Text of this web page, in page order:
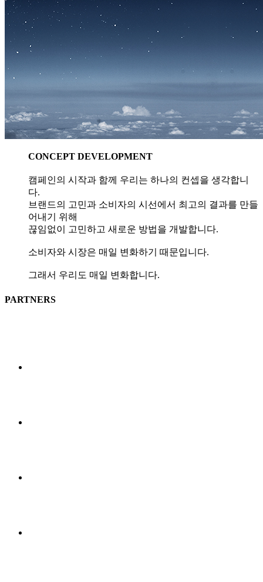
CONCEPT DEVELOPMENT
캠페인의 시작과 함께 우리는 하나의 컨셉을 생각합니
다.
브랜드의 고민과 소비자의 시선에서 최고의 결과를 만들
어내기 위해
끊임없이 고민하고 새로운 방법을 개발합니다.
소비자와 시장은 매일 변화하기 때문입니다.
그래서 우리도 매일 변화합니다.
PARTNERS